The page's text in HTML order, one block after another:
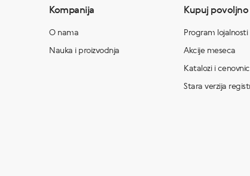
Kompanija
O nama
Nauka i proizvodnja
Kupuj povoljno
Program lojalnosti
Akcije meseca
Katalozi i
Stara verzija